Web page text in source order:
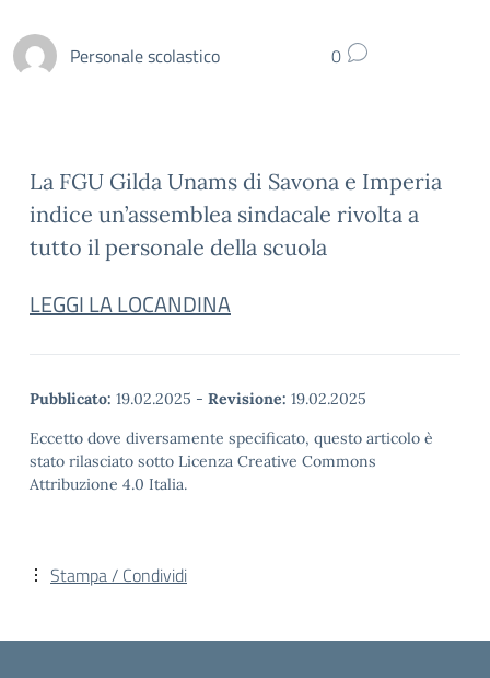
Personale scolastico 0
La FGU Gilda Unams di Savona e Imperia
indice un’assemblea sindacale rivolta a
tutto il personale della scuola
LEGGI LA LOCANDINA
Pubblicato: 19.02.2025 - Revisione: 19.02.2025
Eccetto dove diversamente specificato, questo articolo è
stato rilasciato sotto Licenza Creative Commons
Attribuzione 4.0 Italia.
Stampa / Condividi